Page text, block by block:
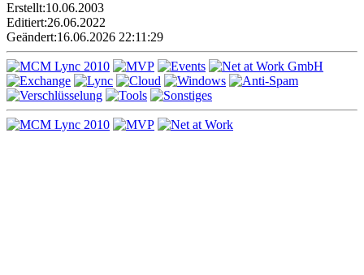
Erstellt:10.06.2003
Editiert:26.06.2022
Geändert:16.06.2026 22:11:29